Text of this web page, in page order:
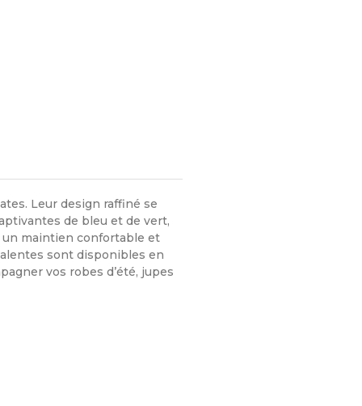
Leur design raffiné se
de bleu et de vert,
un maintien confortable et
sont disponibles en
vos robes d’été, jupes